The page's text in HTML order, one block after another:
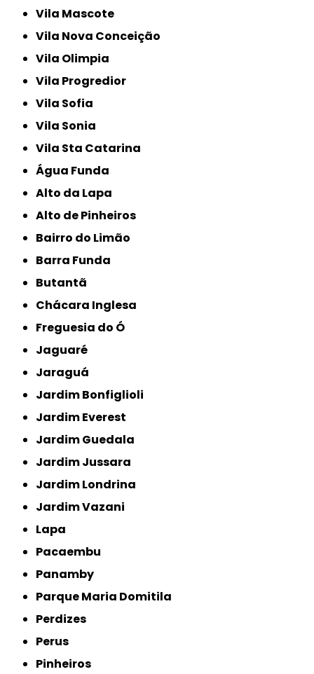
Vila Mascote
Vila Nova Conceição
Vila Olimpia
Vila Progredior
Vila Sofia
Vila Sonia
Vila Sta Catarina
Água Funda
Alto da Lapa
Alto de Pinheiros
Bairro do Limão
Barra Funda
Butantã
Chácara Inglesa
Freguesia do Ó
Jaguaré
Jaraguá
Jardim Bonfiglioli
Jardim Everest
Jardim Guedala
Jardim Jussara
Jardim Londrina
Jardim Vazani
Lapa
Pacaembu
Panamby
Parque Maria Domitila
Perdizes
Perus
Pinheiros